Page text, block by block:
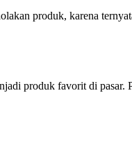
produk, karena
produk favorit di